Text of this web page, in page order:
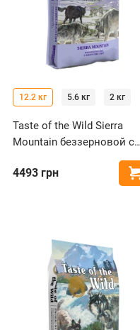
12.2 кг 5.6 кг 2 кг
Taste of the Wild Sierra
Mountain беззерновой с
ягненком для собак всех
пород
4493 грн